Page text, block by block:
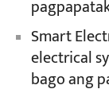
Smart
electrical
bago ang